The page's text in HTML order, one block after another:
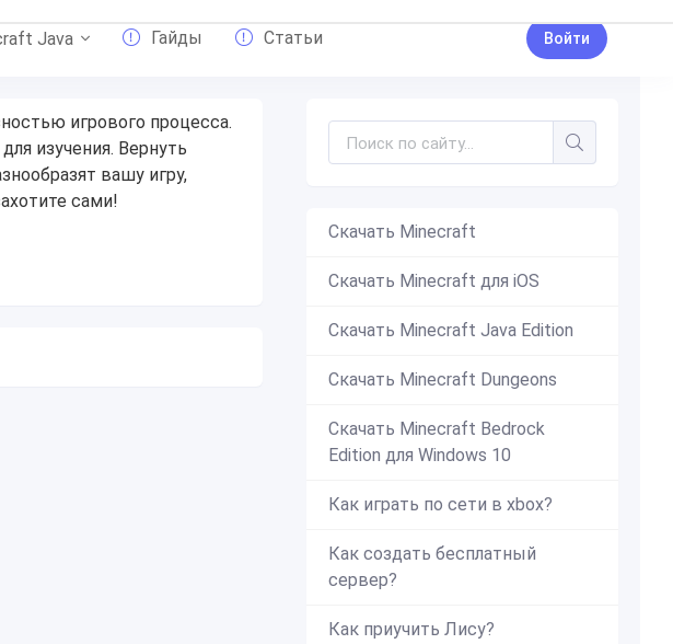
Java Гайды Статьи Войти
игрового процесса.
изучения. Вернуть
вашу игру,
сами!
Скачать Minecraft
Скачать Minecraft для iOS
Скачать Minecraft Java Edition
Скачать Minecraft Dungeons
Скачать Minecraft Bedrock
Edition для Windows 10
Как играть по сети в xbox?
Как создать бесплатный
сервер?
Как приучить Лису?